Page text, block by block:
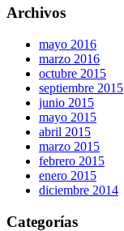
Archivos
mayo 2016
marzo 2016
octubre 2015
septiembre 2015
junio 2015
mayo 2015
abril 2015
marzo 2015
febrero 2015
enero 2015
diciembre 2014
Categorías